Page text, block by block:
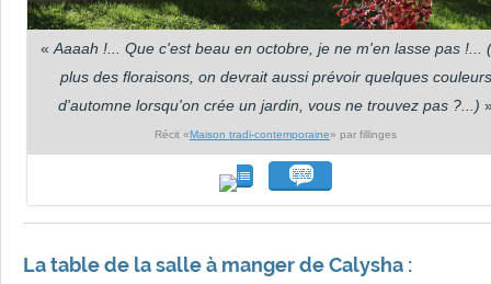
«Aaaah !... Que c'est beau en octobre, je ne m'en lasse pas !...
plus des floraisons, on devrait aussi prévoir quelques couleurs
d'automne lorsqu'on crée un jardin, vous ne trouvez pas ?...)
Récit «Maison tradi-contemporaine» par fillinges
La table de la salle à manger de Calysha :